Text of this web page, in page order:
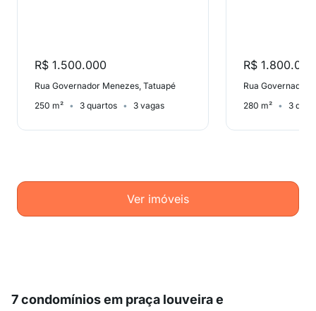
R$ 1.500.000
Rua Governador Menezes, Tatuapé
250 m²
3 quartos 3 vagas
R$ 1.800.000
Rua Governador
280 m²
3
Ver imóveis
7 condomínios em praça louveira e